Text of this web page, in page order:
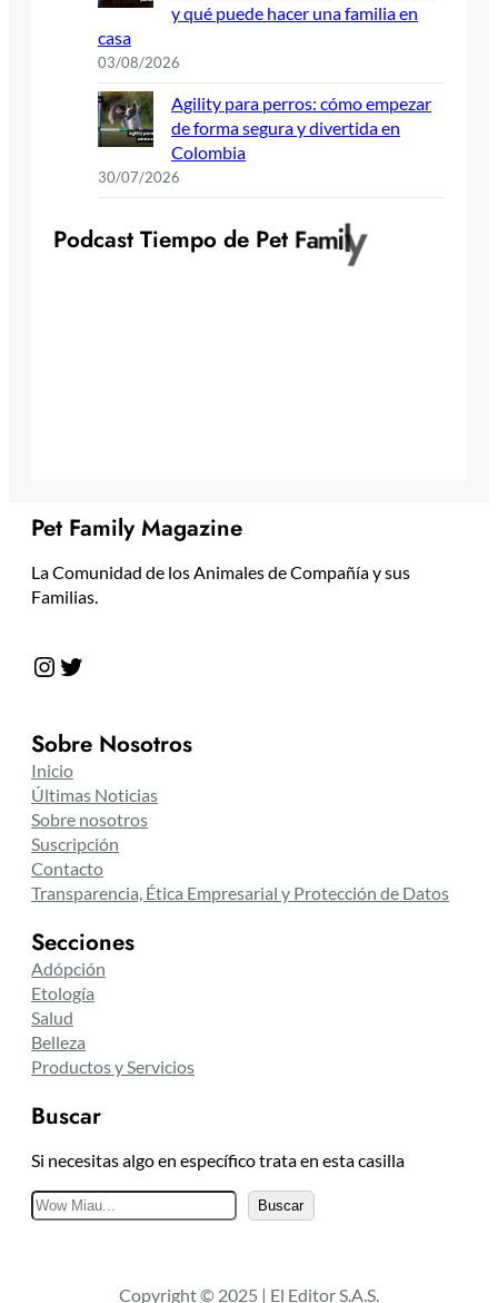
y qué puede hacer una familia en
casa
03/08/2026
Agility para perros: cómo empezar
de forma segura y divertida en
Colombia
30/07/2026
Podcast Tiempo de Pet Family
Pet Family Magazine
La Comunidad de los Animales de Compañía y sus
Familias.
Instagram Twitter
Sobre Nosotros
Inicio
Últimas Noticias
Sobre nosotros
Suscripción
Contacto
Transparencia, Ética Empresarial y Protección de Datos
Secciones
Adópción
Etología
Salud
Belleza
Productos y Servicios
Buscar
Si necesitas algo en específico trata en esta casilla
B
u
Buscar
Copyright © 2025 | El Editor S.A.S.